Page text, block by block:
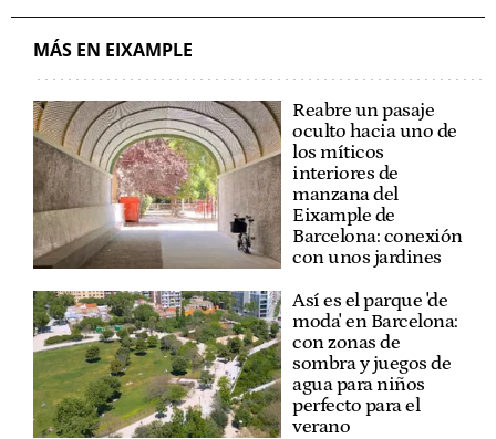
MÁS EN EIXAMPLE
Reabre un pasaje
oculto hacia uno de
los míticos
interiores de
manzana del
Eixample de
Barcelona: conexión
con unos jardines
Así es el parque 'de
moda' en Barcelona:
con zonas de
sombra y juegos de
agua para niños
perfecto para el
verano